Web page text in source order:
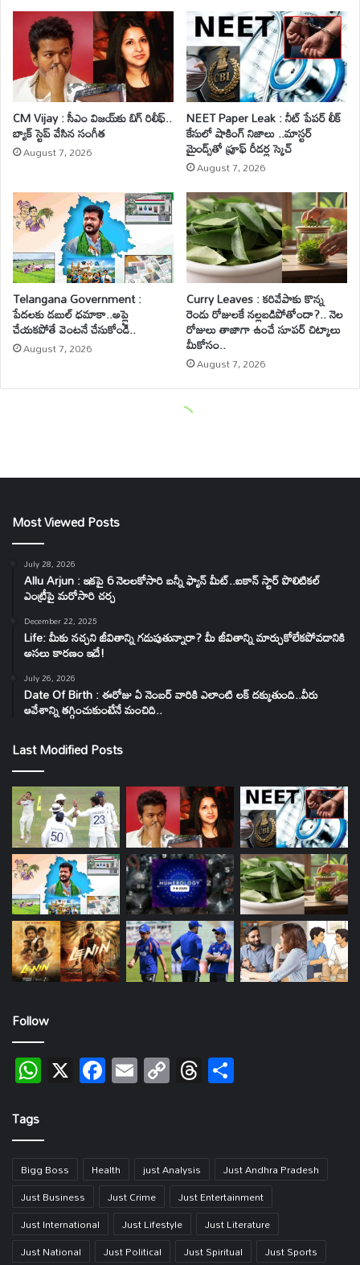
Most Viewed Posts
July 28, 2026
Allu Arjun : ఇకపై 6 నెలలకోసారి బన్నీ ఫ్యాన్ మీట్..ఐకాన్ స్టార్ పొలిటికల్
ఎంట్రీపై మరోసారి చర్చ
December 22, 2025
Life: మీకు నచ్చని జీవితాన్ని గడుపుతున్నారా? మీ జీవితాన్ని మార్చుకోలేకపోవడానికి
అసలు కారణం ఇదే!
July 26, 2026
Date Of Birth : ఈరోజు ఏ నెంబర్ వారికి ఎలాంటి లక్ దక్కుతుంది..వీరు
ఆవేశాన్ని తగ్గించుకుంటేనే మంచిది..
Last Modified Posts
Follow
WhatsApp
X Facebook
EmailCopy
Link
Threads
Tags
Bigg Boss Health just Analysis
Just Andhra Pradesh
Just Business
Just Crime
Just Entertainment
Just International
Just Lifestyle
Just Literature
Just National
Just Political Just Spiritual Just Sports